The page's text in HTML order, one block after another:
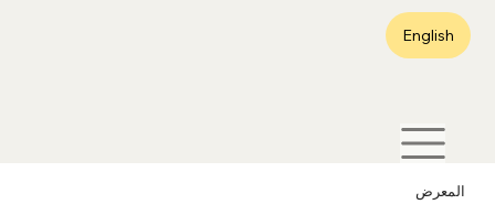
English
المعرض